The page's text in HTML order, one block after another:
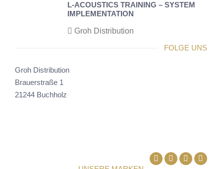
L-ACOUSTICS TRAINING – SYSTEM
IMPLEMENTATION
Groh Distribution
FOLGE UNS
Groh Distribution
Brauerstraße 1
21244 Buchholz
FacebookLinkedin